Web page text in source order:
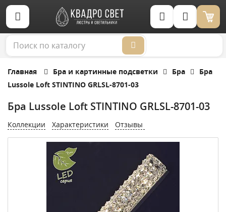
Корзина (0)
Главная Бра и картинные подсветки Бра
Бра
Lussole Loft STINTINO GRLSL-8701-03
Бра Lussole Loft STINTINO GRLSL-8701-03
Коллекции Характеристики Отзывы